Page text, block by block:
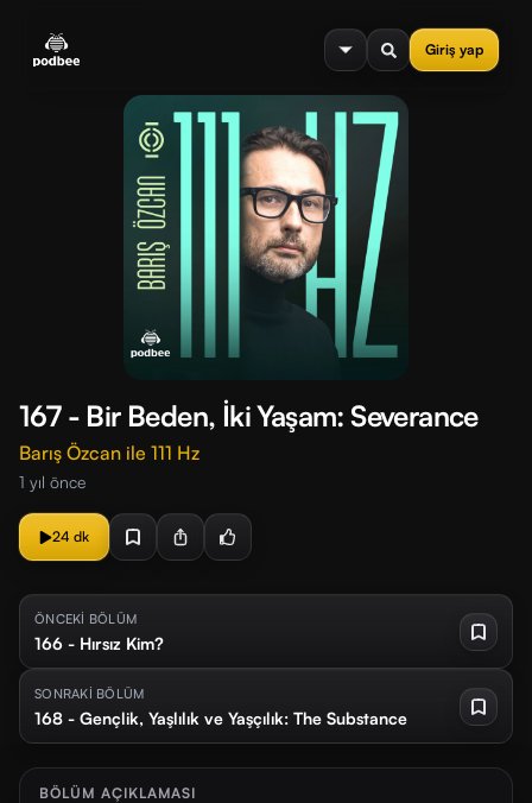
Giriş yap
menu
167 - Bir Beden, İki Yaşam: Severance
Barış Özcan ile 111 Hz
1 yıl önce
24 dk
ÖNCEKİ BÖLÜM
166 - Hırsız Kim?
SONRAKİ BÖLÜM
168 - Gençlik, Yaşlılık ve Yaşçılık: The Substance
BÖLÜM AÇIKLAMASI